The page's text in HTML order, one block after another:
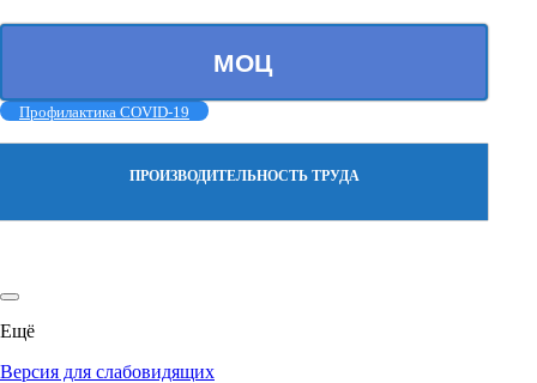
МОЦ
Профилактика COVID-19
ПРОИЗВОДИТЕЛЬНОСТЬ ТРУДА
Ещё
Версия для слабовидящих